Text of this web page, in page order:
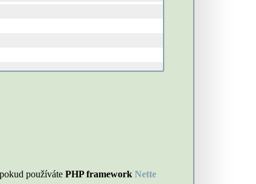
používáte PHP framework Nette